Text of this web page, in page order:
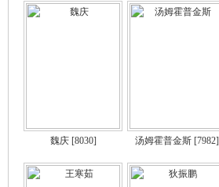
魏庆[8030] 汤姆霍普金斯[7982]